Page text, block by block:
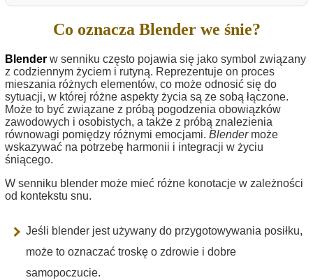
Co oznacza Blender we śnie?
Blender w senniku często pojawia się jako symbol związany
z codziennym życiem i rutyną. Reprezentuje on proces
mieszania różnych elementów, co może odnosić się do
sytuacji, w której różne aspekty życia są ze sobą łączone.
Może to być związane z próbą pogodzenia obowiązków
zawodowych i osobistych, a także z próbą znalezienia
równowagi pomiędzy różnymi emocjami. Blendermoże
wskazywać na potrzebę harmonii i integracji w życiu
śniącego.
W senniku blender może mieć różne konotacje w zależności
od kontekstu snu.
Jeśli blender jest używany do przygotowywania posiłku,
może to oznaczać troskę o zdrowie i dobre
samopoczucie.